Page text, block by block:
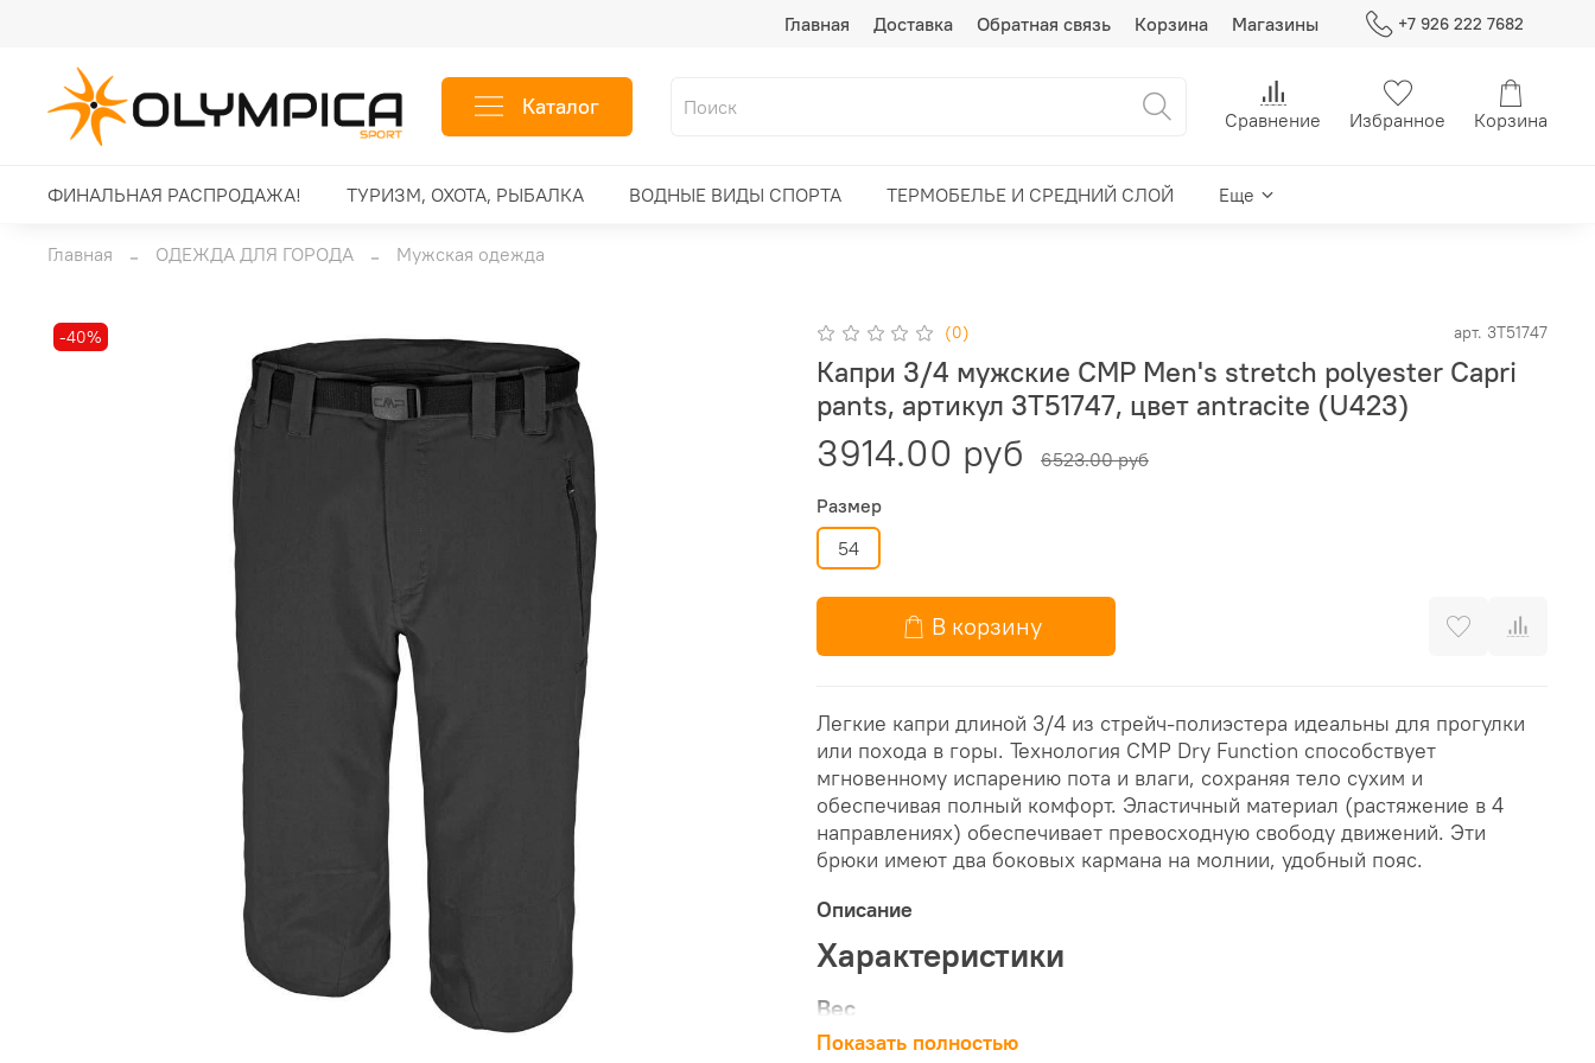
Главная Доставка Обратная связь Корзина Магазины +7 926 222 7682
Каталог Сравнение Избранное Корзина
ФИНАЛЬНАЯ РАСПРОДАЖА! ТУРИЗМ, ОХОТА, РЫБАЛКА ВОДНЫЕ ВИДЫ СПОРТА ТЕРМОБЕЛЬЕ И СРЕДНИЙ СЛОЙ Еще
Главная ОДЕЖДА ДЛЯ ГОРОДА Мужская одежда
-40% (0) арт. 3T51747
Капри 3/4 мужские CMP Men's stretch polyester Capri
pants, артикул 3T51747, цвет antracite (U423)
3914.00 руб
6523.00 руб
Размер
54
В корзину
Легкие капри длиной 3/4 из стрейч-полиэстера идеальны для прогулки
или похода в горы. Технология CMP Dry Function способствует
мгновенному испарению пота и влаги, сохраняя тело сухим и
обеспечивая полный комфорт. Эластичный материал (растяжение в 4
направлениях) обеспечивает превосходную свободу движений. Эти
брюки имеют два боковых кармана на молнии, удобный пояс.
Описание
Характеристики
Вес
305 гр
Показать полностью